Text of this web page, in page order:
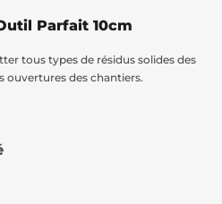
Parfait 10cm
tous types de résidus solides des
ouvertures des chantiers.